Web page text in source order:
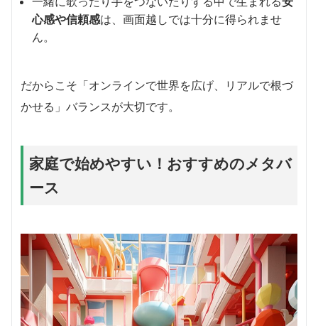
心感や信頼感は、画面越しでは十分に得られませ
ん。
だからこそ「オンラインで世界を広げ、リアルで根づ
かせる」バランスが大切です。
家庭で始めやすい！おすすめのメタバ
ース